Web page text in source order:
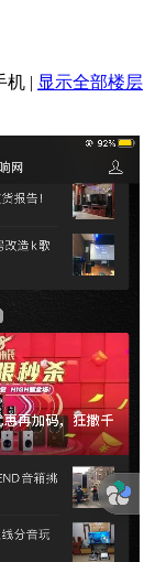
机 | 显示全部楼层